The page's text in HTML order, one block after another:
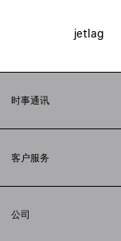
jetlag
时事通讯
客户服务
配送方式
公司